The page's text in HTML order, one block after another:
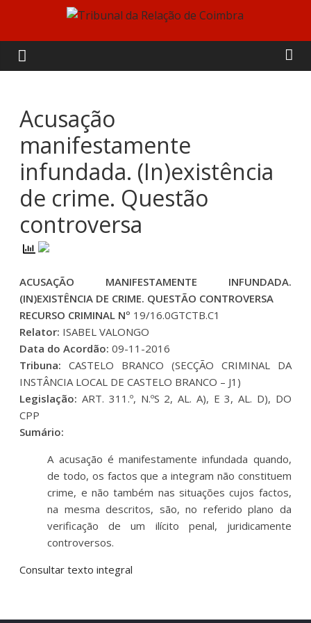
content
Tribunal
da
Relação
de
Coimbra
Acusação
manifestamente
infundada. (In)existência
de crime. Questão
controversa
ACUSAÇÃO MANIFESTAMENTE INFUNDADA.
(IN)EXISTÊNCIA DE CRIME. QUESTÃO CONTROVERSA
RECURSO CRIMINAL Nº 19/16.0GTCTB.C1
Relator: ISABEL VALONGO
Data do Acordão:09-11-2016
Tribuna: CASTELO BRANCO (SECÇÃO CRIMINAL DA
INSTÂNCIA LOCAL DE CASTELO BRANCO – J1)
Legislação: ART. 311.º, N.ºS 2, AL. A), E 3, AL. D), DO
CPP
Sumário:
A acusação é manifestamente infundada quando,
de todo, os factos que a integram não constituem
crime, e não também nas situações cujos factos,
na mesma descritos, são, no referido plano da
verificação de um ilícito penal, juridicamente
controversos.
Consultar texto integral